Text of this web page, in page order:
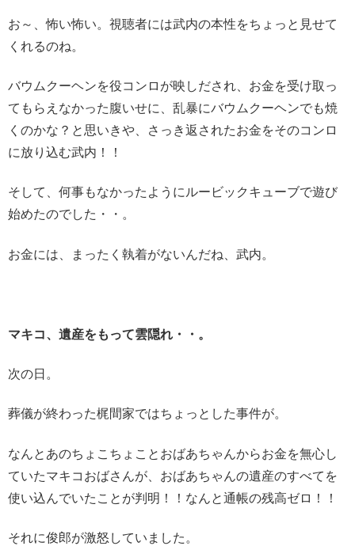
お～、怖い怖い。視聴者には武内の本性をちょっと見せて
くれるのね。
バウムクーヘンを役コンロが映しだされ、お金を受け取っ
てもらえなかった腹いせに、乱暴にバウムクーヘンでも焼
くのかな？と思いきや、さっき返されたお金をそのコンロ
に放り込む武内！！
そして、何事もなかったようにルービックキューブで遊び
始めたのでした・・。
お金には、まったく執着がないんだね、武内。
マキコ、遺産をもって雲隠れ・・。
次の日。
葬儀が終わった梶間家ではちょっとした事件が。
なんとあのちょこちょことおばあちゃんからお金を無心し
ていたマキコおばさんが、おばあちゃんの遺産のすべてを
使い込んでいたことが判明！！なんと通帳の残高ゼロ！！
それに俊郎が激怒していました。